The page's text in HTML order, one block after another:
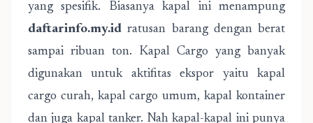
yang spesifik. Biasanya kapal ini menampung
daftarinfo.my.id ratusan barang dengan berat
sampai ribuan ton. Kapal Cargo yang banyak
digunakan untuk aktifitas ekspor yaitu kapal
cargo curah, kapal cargo umum, kapal kontainer
dan juga kapal tanker. Nah kapal-kapal ini punya